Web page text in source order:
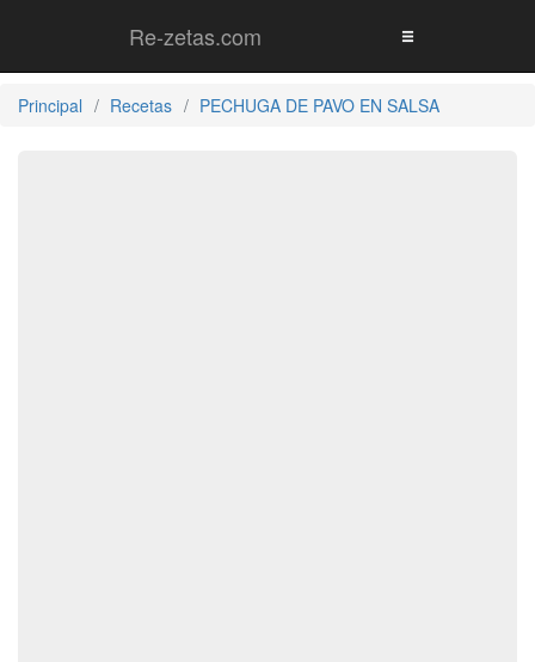
Re-zetas.com
Principal Recetas PECHUGA DE PAVO EN SALSA